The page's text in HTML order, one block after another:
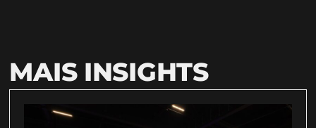
MAIS INSIGHTS